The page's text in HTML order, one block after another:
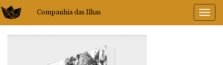
Companhia das Ilhas